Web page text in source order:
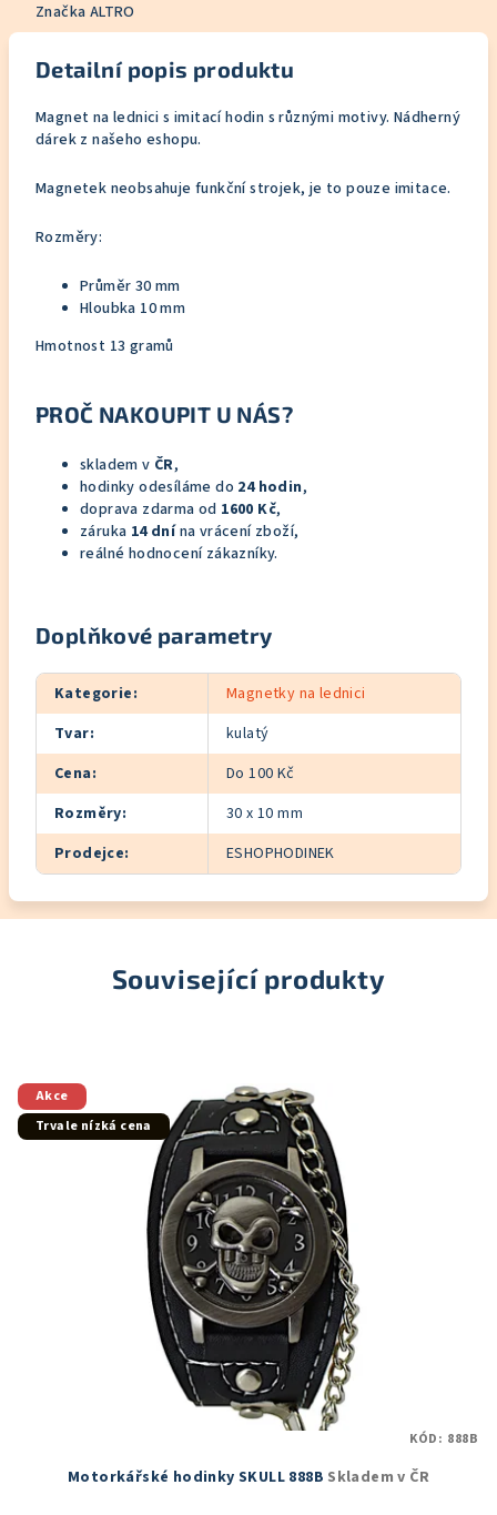
Značka ALTRO
Detailní popis produktu
Magnet na lednici s imitací hodin s různými motivy. Nádherný
dárek z našeho eshopu.
Magnetek neobsahuje funkční strojek, je to pouze imitace.
Rozměry:
Průměr 30 mm
Hloubka 10 mm
Hmotnost 13 gramů
PROČ NAKOUPIT U NÁS?
skladem v ČR,
hodinky odesíláme do 24 hodin,
doprava zdarma od 1600 Kč,
záruka 14 dnína vrácení zboží,
reálné hodnocení zákazníky.
Doplňkové parametry
Kategorie:
Magnetky na lednici
Tvar:
kulatý
Cena:
Do 100 Kč
Rozměry:
30 x 10 mm
Prodejce: ESHOPHODINEK
Související produkty
Akce
Trvale nízká cena
Motorkářské hodinky SKULL 888B Skladem v ČR
KÓD: 888B